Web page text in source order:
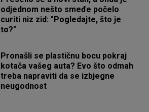
odjednom nešto smeđe počelo
curiti niz zid: "Pogledajte, što je
to?"
Pronašli se plastičnu bocu pokraj
kotača vašeg auta? Evo što odmah
treba napraviti da se izbjegne
neugodnost